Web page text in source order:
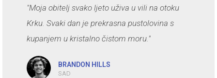
"Moja obitelj svako ljeto uživa u vili na otoku
Krku. Svaki dan je prekrasna pustolovina s
kupanjem u kristalno čistom moru."
BRANDON HILLS
SAD